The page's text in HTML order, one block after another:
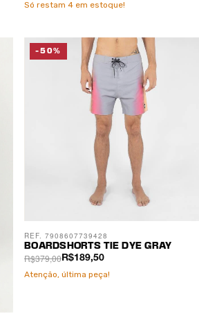
Só restam 4 em estoque!
BOARDSHORTS TIE DYE GRAY
R$189,50
R$379,00
REF. 7908607739428
-50%
Atenção, última peça!